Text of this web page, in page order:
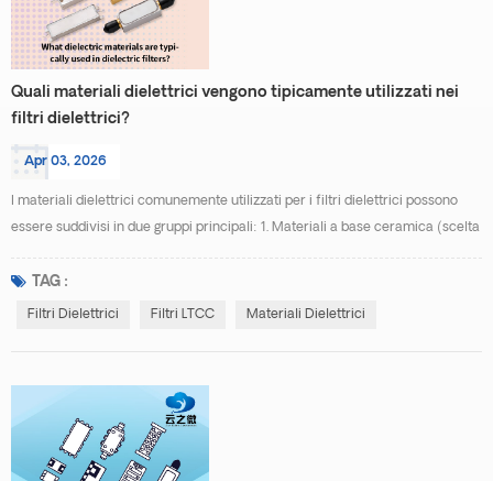
Quali materiali dielettrici vengono tipicamente utilizzati nei
filtri dielettrici?
Apr 03, 2026
I materiali dielettrici comunemente utilizzati per i filtri dielettrici possono
essere suddivisi in due gruppi principali: 1. Materiali a base ceramica (scelta
(MgTiO₃), titanato di stronzio (SrTiO₃) e titanato di calcio (CaTiO₃) ,
caratterizzati da elevate costanti dielettriche (εᵣ ≈ 20–100) e basse perdite
TAG :
Filtri Dielettrici Filtri LTCC Materiali Dielettrici